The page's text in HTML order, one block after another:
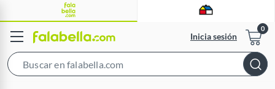
Inicia sesión
Bar